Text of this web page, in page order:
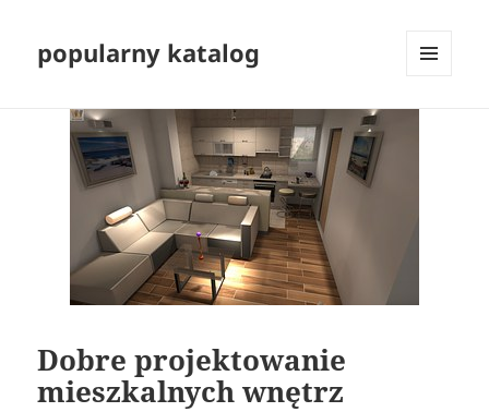
popularny katalog
Dobre projektowanie
mieszkalnych wnętrz